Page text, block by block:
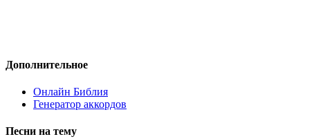
Дополнительное
Онлайн Библия
Генератор аккордов
Песни на тему